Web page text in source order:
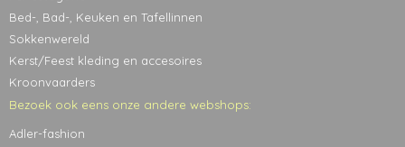
Bed-, Bad-, Keuken en Tafellinnen
Sokkenwereld
Kerst/Feest kleding en accesoires
Kroonvaarders
Bezoek ook eens onze andere webshops:
Adler-fashion